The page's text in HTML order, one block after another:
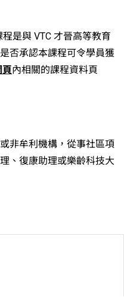
是與 VTC 才晉高等教育
否承認本課程可令學員獲
頁內相關的課程資料頁
非牟利機構，從事社區項
、復康助理或樂齡科技大